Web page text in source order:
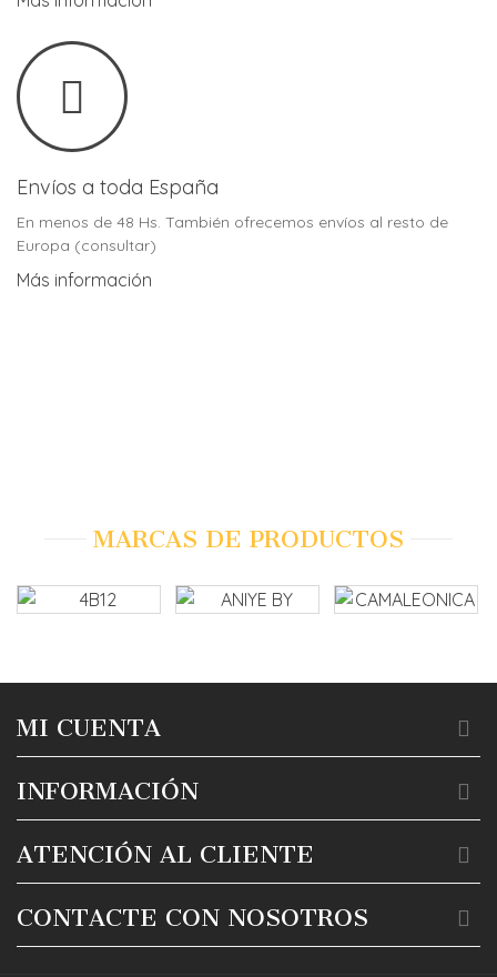
Envíos a toda España
En menos de 48 Hs. También ofrecemos envíos al resto de
Europa (consultar)
Más información
MARCAS DE PRODUCTOS
MI CUENTA
INFORMACIÓN
ATENCIÓN AL CLIENTE
CONTACTE CON NOSOTROS